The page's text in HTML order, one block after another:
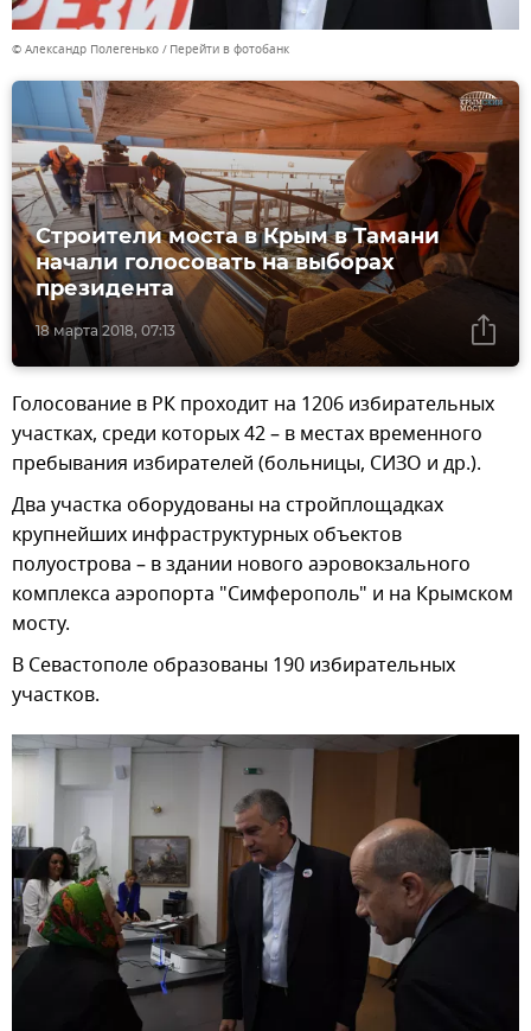
© Александр Полегенько Перейти в фотобанк
18 марта 2018, 07:13
Строители моста в Крым в Тамани
начали голосовать на выборах
президента
Голосование в РК проходит на 1206 избирательных
участках, среди которых 42 – в местах временного
пребывания избирателей (больницы, СИЗО и др.).
Два участка оборудованы на стройплощадках
крупнейших инфраструктурных объектов
полуострова – в здании нового аэровокзального
комплекса аэропорта "Симферополь" и на Крымском
мосту.
В Севастополе образованы 190 избирательных
участков.